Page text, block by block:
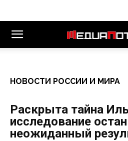
НОВОСТИ РОССИИ И МИРА
Раскрыта тайна
исследование
неожиданный